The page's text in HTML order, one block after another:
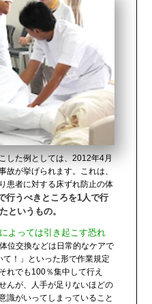
した例としては、2012年4月
故が挙げられます。これは、
患者に対する床ずれ防止の体
行うべきところを1人で行
というもの。
よっては引き起こす恐れ
体位交換などは日常的なケアで
！」といった形で作業規定
れでも100％集中して行え
んが、人手が足りないほどの
識がいってしまっていること